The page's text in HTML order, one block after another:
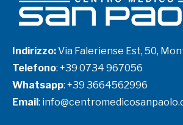
Indirizzo:Via Faleriense Est, 50,
Telefono: +39 0734 967056
Whatsapp: +39 3664562996
Email: